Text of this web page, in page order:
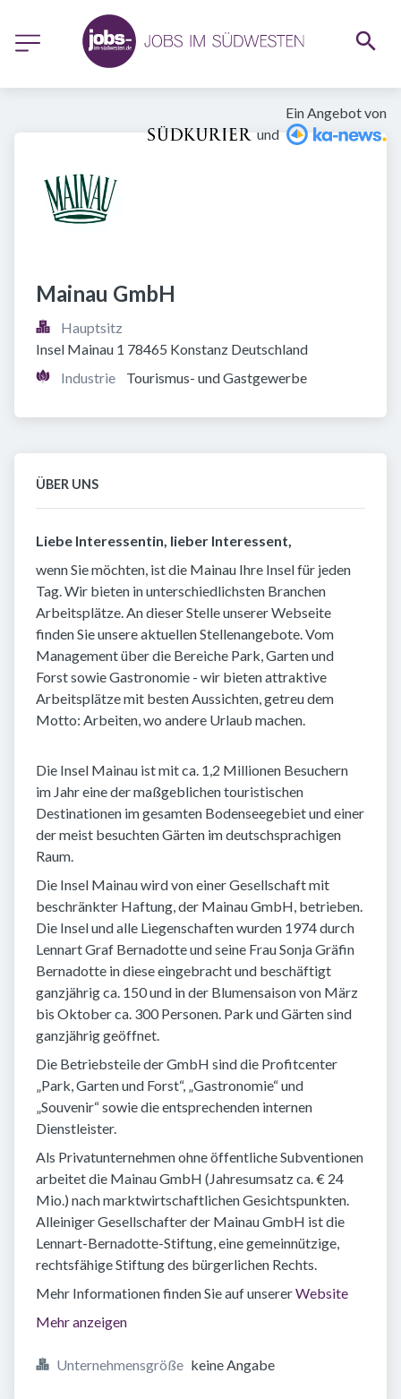
Ein Angebot von
und
Mainau GmbH
Hauptsitz
Insel Mainau 1 78465 Konstanz Deutschland
Industrie
Tourismus- und Gastgewerbe
ÜBER UNS
Liebe Interessentin, lieber Interessent,
wenn Sie möchten, ist die Mainau Ihre Insel für jeden
Tag. Wir bieten in unterschiedlichsten Branchen
Arbeitsplätze. An dieser Stelle unserer Webseite
finden Sie unsere aktuellen Stellenangebote. Vom
Management über die Bereiche Park, Garten und
Forst sowie Gastronomie - wir bieten attraktive
Arbeitsplätze mit besten Aussichten, getreu dem
Motto: Arbeiten, wo andere Urlaub machen.
Die Insel Mainau ist mit ca. 1,2 Millionen Besuchern
im Jahr eine der maßgeblichen touristischen
Destinationen im gesamten Bodenseegebiet und einer
der meist besuchten Gärten im deutschsprachigen
Raum.
Die Insel Mainau wird von einer Gesellschaft mit
beschränkter Haftung, der Mainau GmbH, betrieben.
Die Insel und alle Liegenschaften wurden 1974 durch
Lennart Graf Bernadotte und seine Frau Sonja Gräfin
Bernadotte in diese eingebracht und beschäftigt
ganzjährig ca. 150 und in der Blumensaison von März
bis Oktober ca. 300 Personen. Park und Gärten sind
ganzjährig geöffnet.
Die Betriebsteile der GmbH sind die Profitcenter
„Park, Garten und Forst“, „Gastronomie“ und
„Souvenir“ sowie die entsprechenden internen
Dienstleister.
Als Privatunternehmen ohne öffentliche Subventionen
arbeitet die Mainau GmbH (Jahresumsatz ca. € 24
Mio.) nach marktwirtschaftlichen Gesichtspunkten.
Alleiniger Gesellschafter der Mainau GmbH ist die
Lennart-Bernadotte-Stiftung, eine gemeinnützige,
rechtsfähige Stiftung des bürgerlichen Rechts.
Mehr Informationen finden Sie auf unsererWebsite
Mehr anzeigen
Unternehmensgröße keine Angabe